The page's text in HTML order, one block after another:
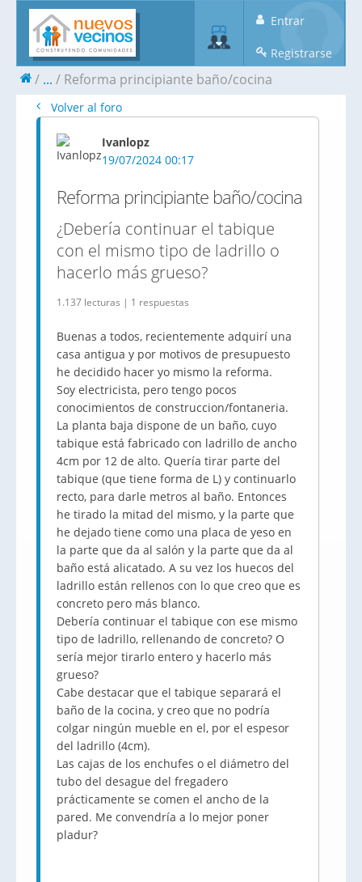
Entrar
Registrarse
... Reforma principiante baño/cocina
Volver al foro
Ivanlopz
19/07/2024 00:17
Reforma principiante baño/cocina
¿Debería continuar el tabique
con el mismo tipo de ladrillo o
hacerlo más grueso?
1.137 lecturas | 1 respuestas
Buenas a todos, recientemente adquirí una
casa antigua y por motivos de presupuesto
he decidido hacer yo mismo la reforma.
Soy electricista, pero tengo pocos
conocimientos de construccion/fontaneria.
La planta baja dispone de un baño, cuyo
tabique está fabricado con ladrillo de ancho
4cm por 12 de alto. Quería tirar parte del
tabique (que tiene forma de L) y continuarlo
recto, para darle metros al baño. Entonces
he tirado la mitad del mismo, y la parte que
he dejado tiene como una placa de yeso en
la parte que da al salón y la parte que da al
baño está alicatado. A su vez los huecos del
ladrillo están rellenos con lo que creo que es
concreto pero más blanco.
Debería continuar el tabique con ese mismo
tipo de ladrillo, rellenando de concreto? O
sería mejor tirarlo entero y hacerlo más
grueso?
Cabe destacar que el tabique separará el
baño de la cocina, y creo que no podría
colgar ningún mueble en el, por el espesor
del ladrillo (4cm).
Las cajas de los enchufes o el diámetro del
tubo del desague del fregadero
prácticamente se comen el ancho de la
pared. Me convendría a lo mejor poner
pladur?